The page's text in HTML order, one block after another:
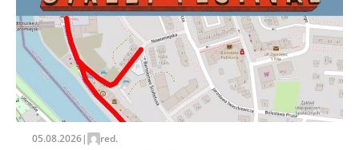
Zapamiętaj moje dane w tej przeglądarce podczas
pisania kolejnych komentarzy.
05.08.2026| red.